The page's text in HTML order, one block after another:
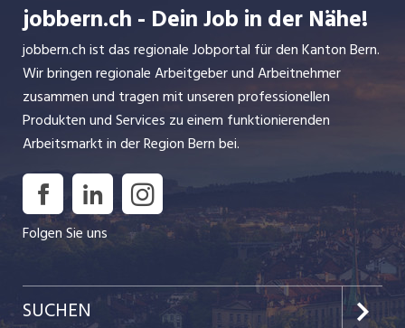
jobbern.ch - Dein Job in der Nähe!
jobbern.ch ist das regionale Jobportal für den Kanton Bern.
Wir bringen regionale Arbeitgeber und Arbeitnehmer
zusammen und tragen mit unseren professionellen
Produkten und Services zu einem funktionierenden
Arbeitsmarkt in der Region Bern bei.
Folgen Sie uns
SUCHEN